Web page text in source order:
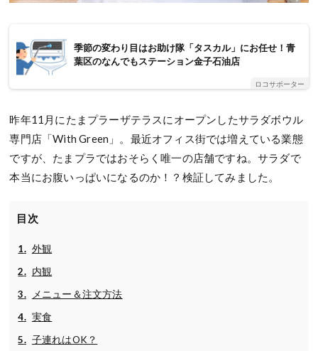
季節の変わり目はお助け隊「タスカル」にお任せ！青
葉区のなんでもステーション金子石油店
ロコサポーター
昨年11月にたまプラーザテラスにオープンしたサラダボウル
専門店「With Green」。最近オフィス街では増えている業態
ですが、たまプラではおそらく唯一の店舗ですね。サラダで
本当にお腹いっぱいになるのか！？検証してみました。
目次
外観
内観
メニュー＆注文方法
実食
子連れはOK？